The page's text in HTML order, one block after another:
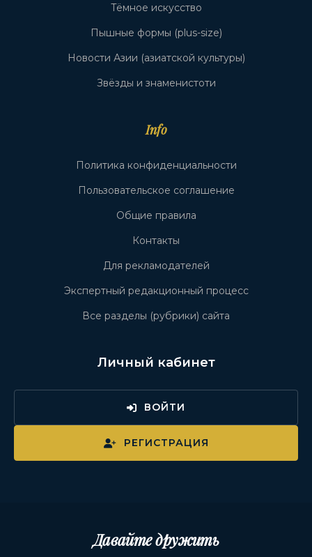
Тёмное искусство
Пышные формы (plus-size)
Новости Азии (азиатской культуры)
Звёзды и знаменистоти
Info
Политика конфиденциальности
Пользовательское соглашение
Общие правила
Контакты
Для рекламодателей
Экспертный редакционный процесс
Все разделы (рубрики) сайта
Личный кабинет
ВОЙТИ
РЕГИСТРАЦИЯ
Давайте дружить